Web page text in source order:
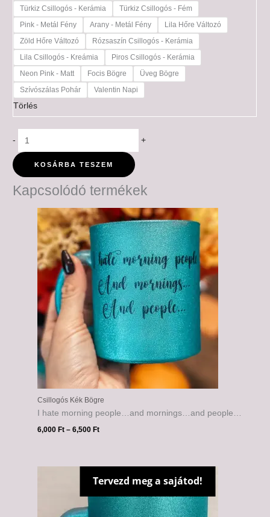
Türkiz Csillogós - Kerámia
Türkiz Csillogós - Fém
Pink - Metál Fény
Arany - Metál Fény
Lila Hőre Változó
Zöld Hőre Változó
Rózsaszín Csillogós - Kerámia
Lila Csillogós - Kreámia
Piros Csillogós - Kerámia
Neon Pink - Matt
Focis Bögre
Üveg Bögre
Szívószálas Pohár
Valentin Napi
Törlés
- +
KOSÁRBA TESZEM
Kapcsolódó termékek
Csillogós Kék Bögre
I hate morning people…and mornings…and people…
6,000 Ft – 6,500 Ft
6,000 Ft
-
6,500 Ft
Tervezd meg a sajátod!